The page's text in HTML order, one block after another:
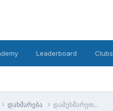
Leaderboard Clubs
დახმარება დამეხმარეთ...